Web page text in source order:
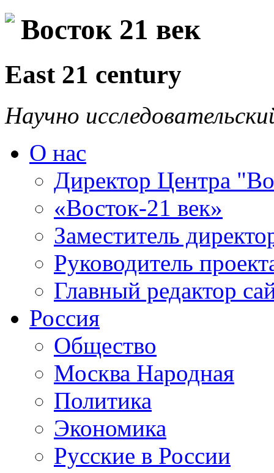
Восток 21 век
East 21 century
Научно
О нас
Директор Центра
«Восток-21 век»
Заместитель
Руководитель
Главный редактор
Россия
Общество
Москва Народная
Политика
Экономика
Русские в России